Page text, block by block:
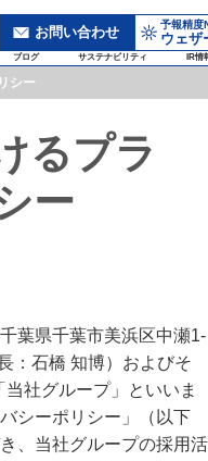
お問い合わせ 予報精度
ウェザ
ブログ サステナビリティ IR情
シー
るプラ
ー
葉県千葉市美浜区中瀬1-
：石橋 知博）およびそ
社グループ」といいま
シーポリシー」（以下
、当社グループの採用活